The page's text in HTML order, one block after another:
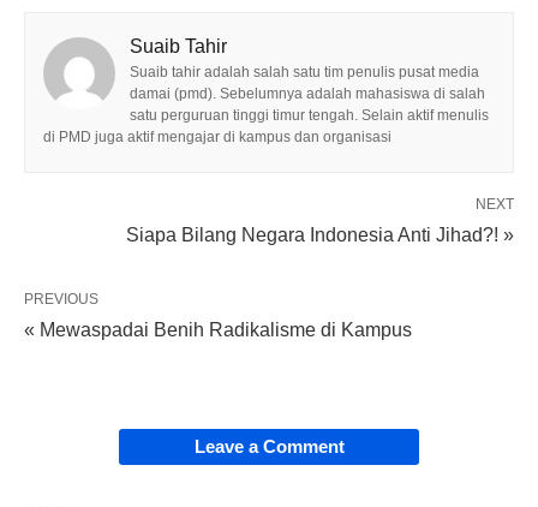
Suaib Tahir
Suaib tahir adalah salah satu tim penulis pusat media
damai (pmd). Sebelumnya adalah mahasiswa di salah
satu perguruan tinggi timur tengah. Selain aktif menulis
di PMD juga aktif mengajar di kampus dan organisasi
NEXT
Siapa Bilang Negara Indonesia Anti Jihad?! »
PREVIOUS
« Mewaspadai Benih Radikalisme di Kampus
Leave a Comment